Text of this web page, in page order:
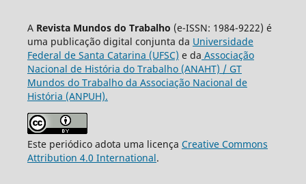
A Revista Mundos do Trabalho (e-ISSN: 1984-9222) é
uma publicação digital conjunta da Universidade
Federal de Santa Catarina (UFSC) e da Associação
Nacional de História do Trabalho (ANAHT) / GT
Mundos do Trabalho da Associação Nacional de
História (ANPUH).
Este periódico adota uma licença Creative Commons
Attribution 4.0 International.